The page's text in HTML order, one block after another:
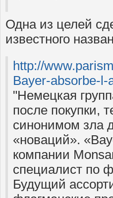
Одна из целей
известного
http://
Bayer-absorbe-l-
"Немецкая
после покупки,
синонимом зла
«новаций».
компании
специалист по
Будущий